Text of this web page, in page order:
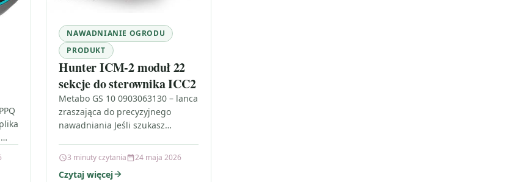
NAWADNIANIE OGRODU
PRODUKT
Hunter ICM-2 moduł 22
sekcje do sterownika ICC2
Metabo GS 10 0903063130 – lanca
zraszająca do precyzyjnego
nawadniania Jeśli szukasz
czyszczenie, jak i dokładne
nawadnianie, Metabo GS 10…
3 minuty czytania 24 maja 2026
Czytaj więcej